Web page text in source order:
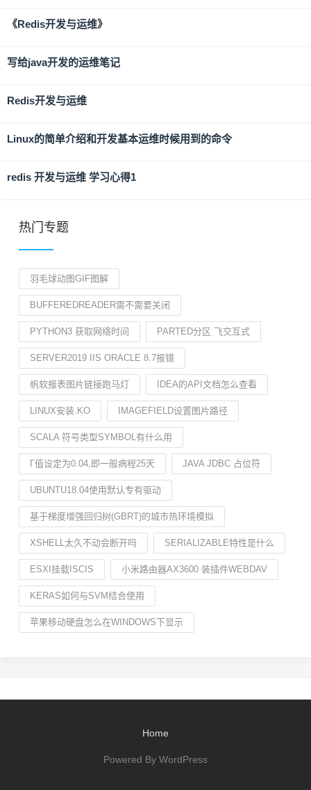
《Redis开发与运维》
写给java开发的运维笔记
Redis开发与运维
Linux的简单介绍和开发基本运维时候用到的命令
redis 开发与运维 学习心得1
热门专题
羽毛球动图GIF图解
BUFFEREDREADER需不需要关闭
PYTHON3 获取网络时间 PARTED分区 飞交互式
SERVER2019 IIS ORACLE 8.7报错
帆软报表图片链接跑马灯 IDEA的API文档怎么查看
LINUX安装.KO IMAGEFIELD设置图片路径
SCALA 符号类型SYMBOL有什么用
Γ值设定为0.04,即一般病程25天 JAVA JDBC 占位符
UBUNTU18.04使用默认专有驱动
基于梯度增强回归树(GBRT)的城市热环境模拟
XSHELL太久不动会断开吗 SERIALIZABLE特性是什么
ESXI挂载ISCIS 小米路由器AX3600 装插件WEBDAV
KERAS如何与SVM结合使用
苹果移动硬盘怎么在WINDOWS下显示
Home
Powered By WordPress